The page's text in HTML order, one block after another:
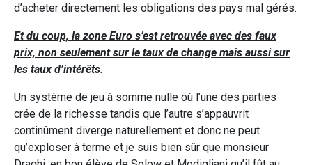
d’acheter directement les obligations des pays mal gérés.
Et du coup, la zone Euro s’est retrouvée avec des faux
prix, non seulement sur le taux de change mais aussi sur
les taux d’intérêts.
Un système de jeu à somme nulle où l’une des parties
crée de la richesse tandis que l’autre s’appauvrit
continûment diverge naturellement et donc ne peut
qu’exploser à terme et je suis bien sûr que monsieur